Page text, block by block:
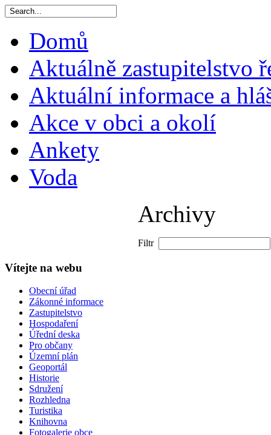
Domů
Aktuálně zastupitelstvo
Aktuální informace a
Akce v obci a okolí
Ankety
Voda
Archivy
Filtr
Vítejte na webu
Obecní úřad
Zákonné informace
Zastupitelstvo
Hospodaření
Úřední deska
Pro občany
Územní plán
Geoportál
Historie
Sdružení
Rozhledna
Turistika
Knihovna
Fotogalerie obce